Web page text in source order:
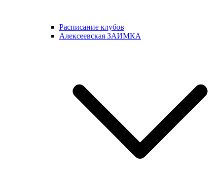
Расписание клубов
Алексеевская ЗАИМКА